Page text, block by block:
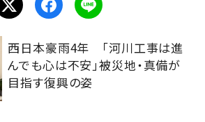
西日本豪雨4年 「河川工事は進
んでも心は不安」被災地・真備が
目指す復興の姿